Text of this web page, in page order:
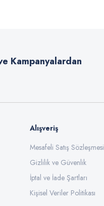
Kampanyalardan
Alışveriş
Mesafeli Satış Sözleşmesi
Gizlilik ve Güvenlik
İptal ve İade Şartları
Kişisel Veriler Politikası